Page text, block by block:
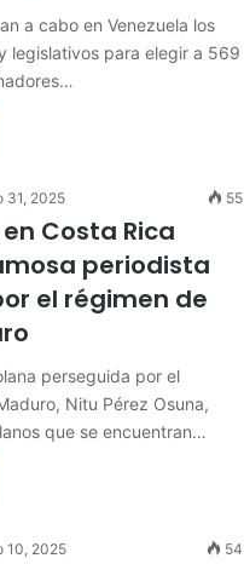
a cabo en Venezuela los
legislativos para elegir a 569
31, 2025 55
Costa Rica
periodista
el régimen de
perseguida por el
Nitu Pérez Osuna,
que se encuentran…
10, 2025 54